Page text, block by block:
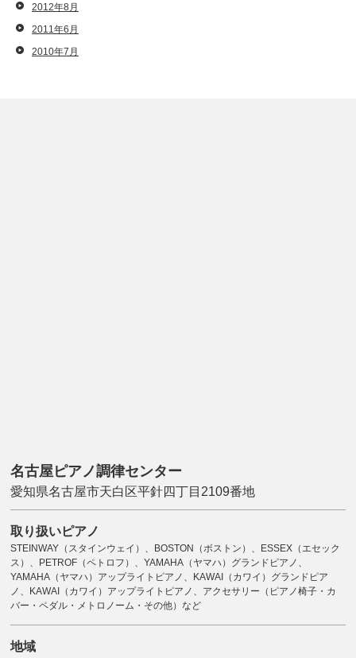
2012年8月
2011年6月
2010年7月
名古屋ピアノ調律センター
愛知県名古屋市天白区平針四丁目2109番地
取り扱いピアノ
STEINWAY（スタインウェイ）、BOSTON（ボストン）、ESSEX（エセック
ス）、PETROF（ペトロフ）、YAMAHA（ヤマハ）グランドピアノ、
YAMAHA（ヤマハ）アップライトピアノ、KAWAI（カワイ）グランドピア
ノ、KAWAI（カワイ）アップライトピアノ、アクセサリー（ピアノ椅子・カ
バー・ペダル・メトロノーム・その他）など
地域